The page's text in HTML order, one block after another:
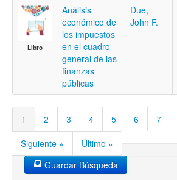
Libro
Análisis
económico de
los impuestos
en el cuadro
general de las
finanzas
públicas
Due,
John F.
1 2 3 4 5 6 7
Siguiente »
Último »
Guardar Búsqueda